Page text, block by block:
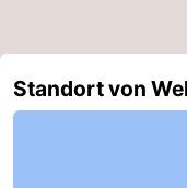
Walcheren
Standort von